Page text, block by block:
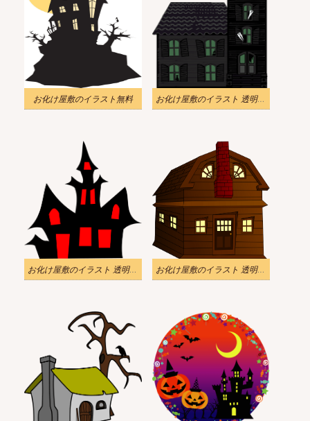
お化け屋敷のイラスト無料 お化け屋敷のイラスト 透明な背景 9
お化け屋敷のイラスト 透明な背景 8 お化け屋敷のイラスト 透明な背景 7